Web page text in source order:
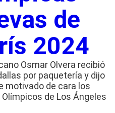
de
2024
Osmar Olvera recibió
por paquetería y dijo
motivado de cara los
de Los Ángeles